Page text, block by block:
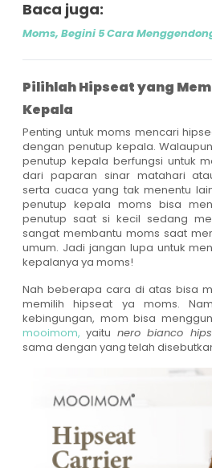
Baca juga:
Moms, Begini 5 Cara
Pilihlah Hipseat yang
Kepala
Penting untuk moms mencari
dengan penutup kepala.
penutup kepala berfungsi untuk
dari paparan sinar matahari
serta cuaca yang tak menentu
penutup kepala moms bisa
penutup saat si kecil sedang
sangat membantu moms saat
umum. Jadi jangan lupa untuk
kepalanya ya moms!
Nah beberapa cara di atas bisa
memilih hipseat ya moms.
kebingungan, mom bisa
mooimom, yaitu nero bianco
sama dengan yang telah